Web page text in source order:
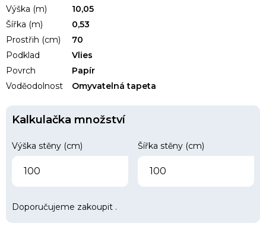
Výška (m)
10,05
Šířka (m)
0,53
Prostřih (cm)
70
Podklad
Vlies
Povrch
Papír
Voděodolnost
Omyvatelná tapeta
Kalkulačka množství
Výška stěny (cm) Šířka stěny (cm)
Doporučujeme zakoupit .